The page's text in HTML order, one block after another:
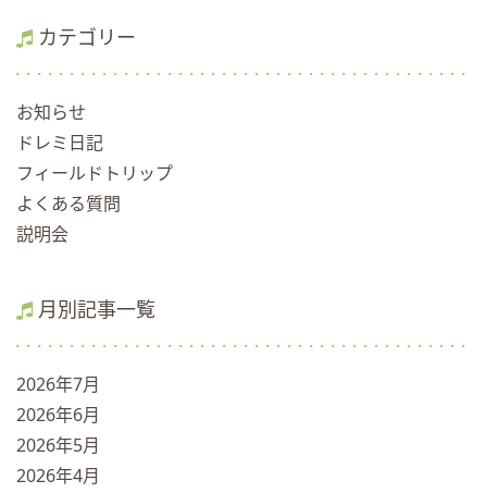
カテゴリー
お知らせ
ドレミ日記
フィールドトリップ
よくある質問
説明会
月別記事一覧
2026年7月
2026年6月
2026年5月
2026年4月